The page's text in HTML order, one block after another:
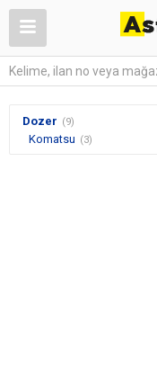
Dozer (9)
Komatsu (3)